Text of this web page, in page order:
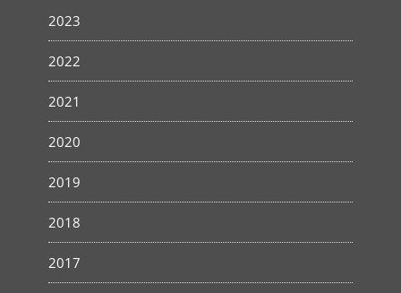
2023
2022
2021
2020
2019
2018
2017